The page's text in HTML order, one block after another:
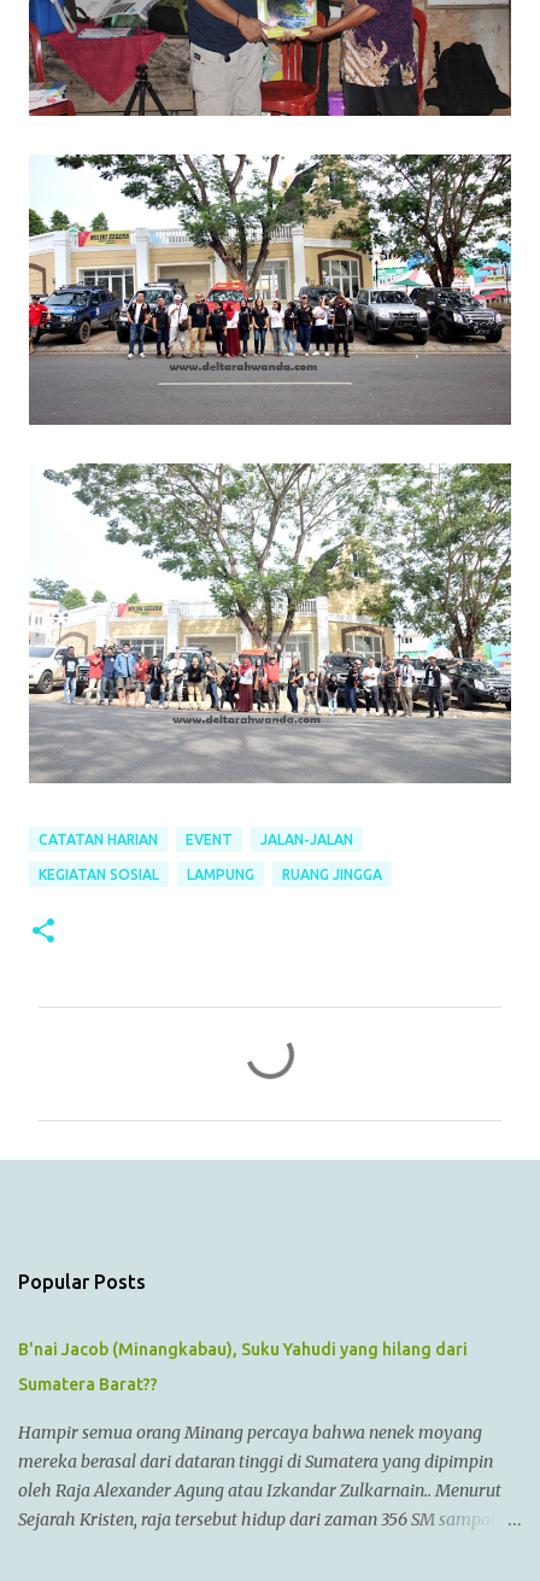
CATATAN HARIAN EVENT JALAN-JALAN
KEGIATAN SOSIAL LAMPUNG RUANG JINGGA
s
Popular Posts
B'nai Jacob (Minangkabau), Suku Yahudi yang hilang dari
Sumatera Barat??
Hampir semua orang Minang percaya bahwa nenek moyang
mereka berasal dari dataran tinggi di Sumatera yang dipimpin
oleh Raja Alexander Agung atau Izkandar Zulkarnain.. Menurut
Sejarah Kristen, raja tersebut hidup dari zaman 356 SM sampai